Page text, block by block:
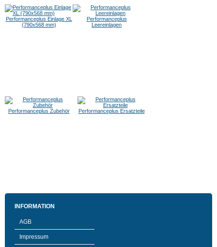
Performanceplus Einlage XL
(790x568 mm)
Performanceplus
Leereinlagen
Performanceplus Zubehör Performanceplus Ersatzteile
INFORMATION
AGB
Impressum